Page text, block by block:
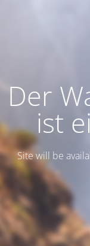
Der
ist
Site will be